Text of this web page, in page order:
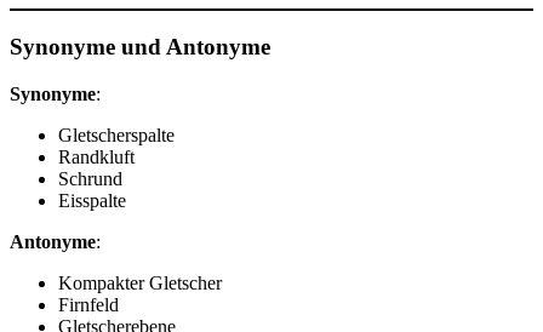
Synonyme und Antonyme
Synonyme:
Gletscherspalte
Randkluft
Schrund
Eisspalte
Antonyme:
Kompakter Gletscher
Firnfeld
Gletscherebene